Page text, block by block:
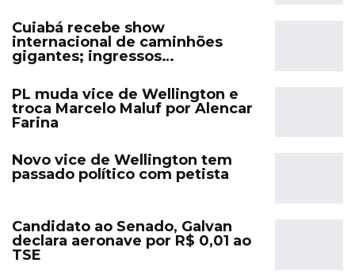
Cuiabá recebe show
internacional de caminhões
gigantes; ingressos…
PL muda vice de Wellington e
troca Marcelo Maluf por Alencar
Farina
Novo vice de Wellington tem
passado político com petista
Candidato ao Senado, Galvan
declara aeronave por R$ 0,01 ao
TSE